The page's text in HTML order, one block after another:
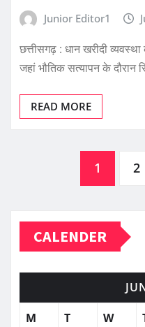
Junior Editor1
छत्तीसगढ़ : धान खरीदी
जहां भौतिक सत्यापन के दौरान
READ MORE
pagination
1 2
CALENDER
M
T W